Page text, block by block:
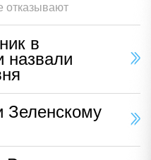
отказывают
в
назвали
Зеленскому